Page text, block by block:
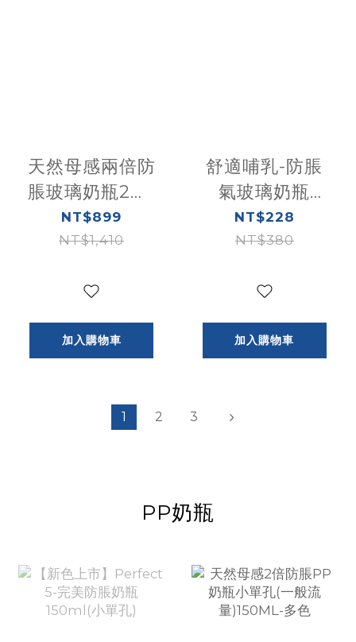
天然母感兩倍防
脹玻璃奶瓶2大1
小(250ml-2入
+150ml-1入)
NT$899
NT$1,410
加入購物車
舒適哺乳-防脹
氣玻璃奶瓶
240ml(小單孔)
NT$228
NT$380
加入購物車
1 2 3
PP奶瓶